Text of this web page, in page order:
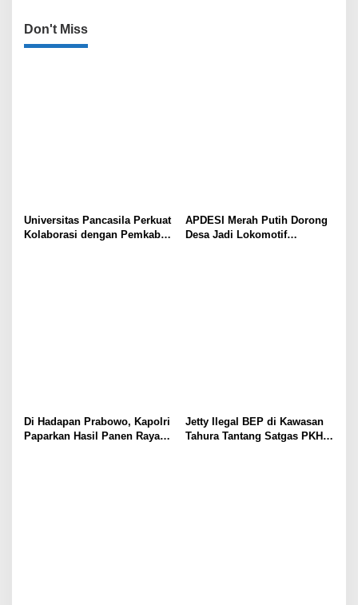
Don't Miss
Universitas Pancasila Perkuat
Kolaborasi dengan Pemkab
APDESI Merah Putih Dorong
Desa Jadi Lokomotif
Di Hadapan Prabowo, Kapolri
Paparkan Hasil Panen Raya
Jetty Ilegal BEP di Kawasan
Tahura Tantang Satgas PKH,